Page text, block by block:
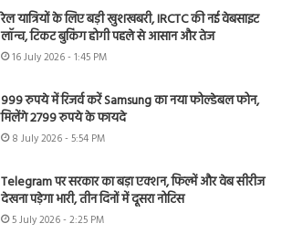
रेल यात्रियों के लिए बड़ी खुशखबरी, IRCTC की नई वेबसाइट
लॉन्च, टिकट बुकिंग होगी पहले से आसान और तेज
16 July 2026 - 1:45 PM
999 रुपये में रिजर्व करें Samsung का नया फोल्डेबल फोन,
मिलेंगे 2799 रुपये के फायदे
8 July 2026 - 5:54 PM
Telegram पर सरकार का बड़ा एक्शन, फिल्में और वेब सीरीज
देखना पड़ेगा भारी, तीन दिनों में दूसरा नोटिस
5 July 2026 - 2:25 PM